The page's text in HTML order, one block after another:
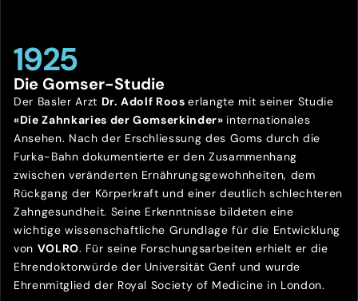
1925
Die Gomser-Studie
Der Basler Arzt Dr. Adolf Rooserlangte mit seiner Studie
«Die Zahnkaries der Gomserkinder» internationales
Ansehen. Nach der Erschliessung des Goms durch die
Furka-Bahn dokumentierte er den Zusammenhang
zwischen veränderten Ernährungsgewohnheiten, dem
Rückgang der Körperkraft und einer deutlich schlechteren
Zahngesundheit. Seine Erkenntnisse bildeten eine
wichtige wissenschaftliche Grundlage für die Entwicklung
von VOLRO. Für seine Forschungsarbeiten erhielt er die
Ehrendoktorwürde der Universität Genf und wurde
Ehrenmitglied der Royal Society of Medicine in London.